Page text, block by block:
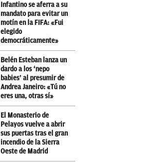
Infantino se aferra a su
mandato para evitar un
motín en la FIFA: «Fui
elegido
democráticamente»
Belén Esteban lanza un
dardo a los ‘nepo
babies’ al presumir de
Andrea Janeiro: «Tú no
eres una, otras sí»
El Monasterio de
Pelayos vuelve a abrir
sus puertas tras el gran
incendio de la Sierra
Oeste de Madrid